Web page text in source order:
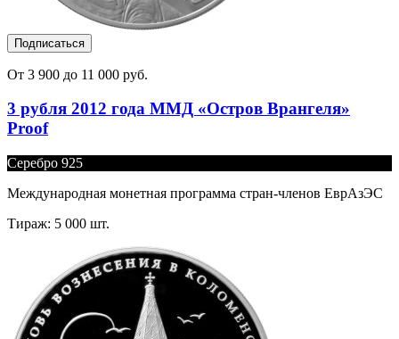
Подписаться
От 3 900 до 11 000 руб.
3 рубля 2012 года ММД «Остров Врангеля»
Proof
Серебро 925
Международная монетная программа стран-членов ЕврАзЭС
Тираж: 5 000 шт.